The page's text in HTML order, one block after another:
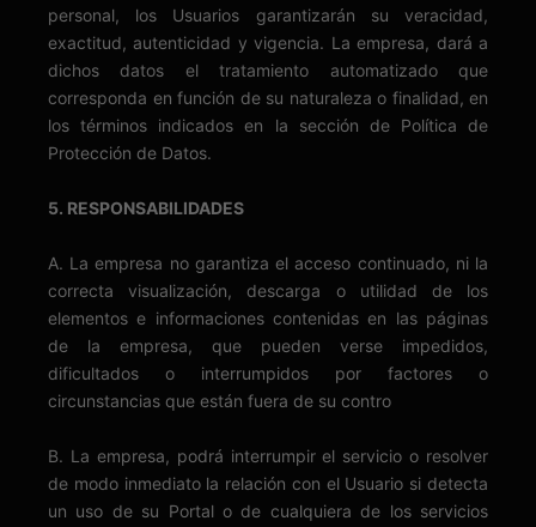
personal, los Usuarios garantizarán su veracidad,
exactitud, autenticidad y vigencia. La empresa, dará a
dichos datos el tratamiento automatizado que
corresponda en función de su naturaleza o finalidad, en
los términos indicados en la sección de Política de
Protección de Datos.
5. RESPONSABILIDADES
A. La empresa no garantiza el acceso continuado, ni la
correcta visualización, descarga o utilidad de los
elementos e informaciones contenidas en las páginas
de la empresa, que pueden verse impedidos,
dificultados o interrumpidos por factores o
circunstancias que están fuera de su contro
B. La empresa, podrá interrumpir el servicio o resolver
de modo inmediato la relación con el Usuario si detecta
un uso de su Portal o de cualquiera de los servicios